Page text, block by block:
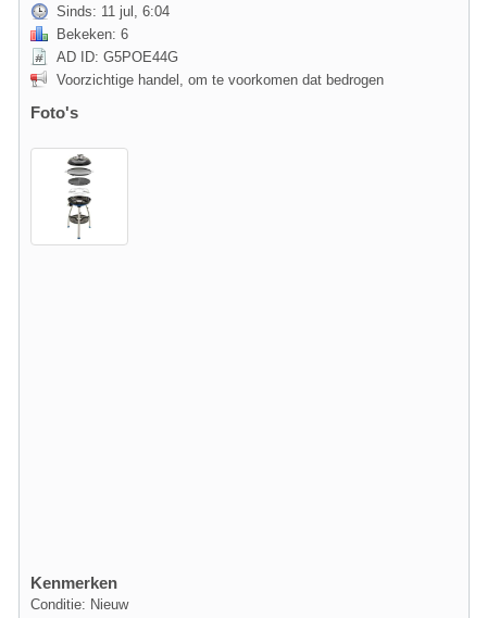
Sinds: 11 jul, 6:04
Bekeken: 6
AD ID: G5POE44G
Voorzichtige handel, om te voorkomen dat bedrogen
Foto's
Kenmerken
Conditie: Nieuw